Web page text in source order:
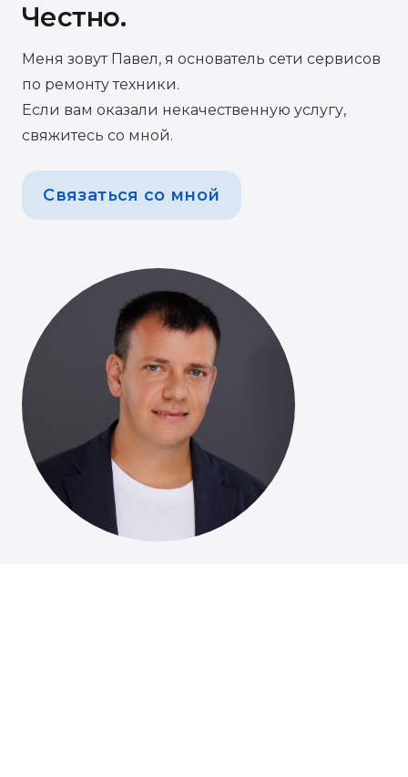
Честно.
Меня зовут Павел, я основатель сети сервисов
по ремонту техники.
Если вам оказали некачественную услугу,
свяжитесь со мной.
Связаться со мной